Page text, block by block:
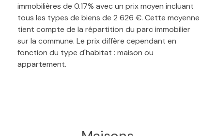
immobilières de 0.17% avec un prix moyen incluant
tous les types de biens de 2 626 €. Cette moyenne
tient compte de la répartition du parc immobilier
sur la commune. Le prix diffère cependant en
fonction du type d'habitat : maison ou
appartement.